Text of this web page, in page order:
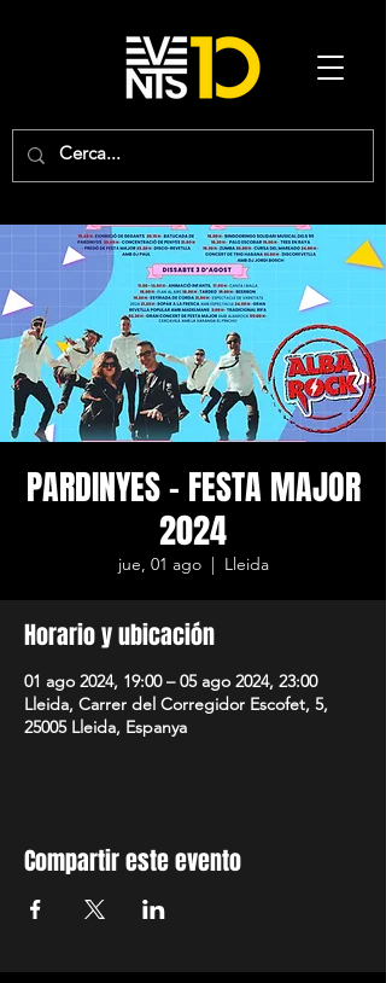
PARDINYES - FESTA MAJOR
2024
jue, 01 ago
  |
Lleida
Horario y ubicación
01 ago 2024, 19:00 – 05 ago 2024, 23:00
Lleida, Carrer del Corregidor Escofet, 5,
25005 Lleida, Espanya
Compartir este evento